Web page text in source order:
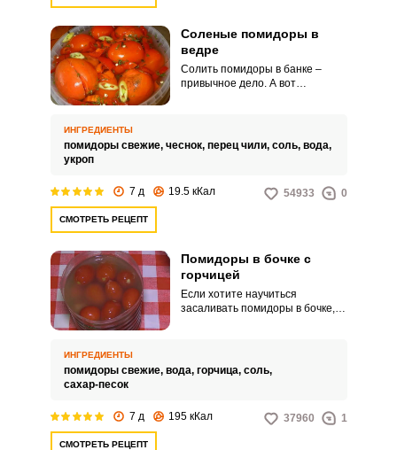
Соленые помидоры в
ведре
Солить помидоры в банке –
привычное дело. А вот
ИНГРЕДИЕНТЫ
помидоры свежие, чеснок, перец чили, соль, вода,
укроп
7 д 19.5 кКал 54933 0
СМОТРЕТЬ РЕЦЕПТ
Помидоры в бочке с
горчицей
Если хотите научиться
засаливать помидоры в бочке,
несложно, достаточно
приготовить специальный
ингредиенты, минимальное
ИНГРЕДИЕНТЫ
помидоры свежие, вода, горчица, соль,
сахар-песок
7 д 195 кКал 37960 1
СМОТРЕТЬ РЕЦЕПТ